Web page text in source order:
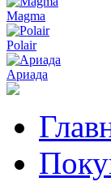
Magma
Polair
Ариада